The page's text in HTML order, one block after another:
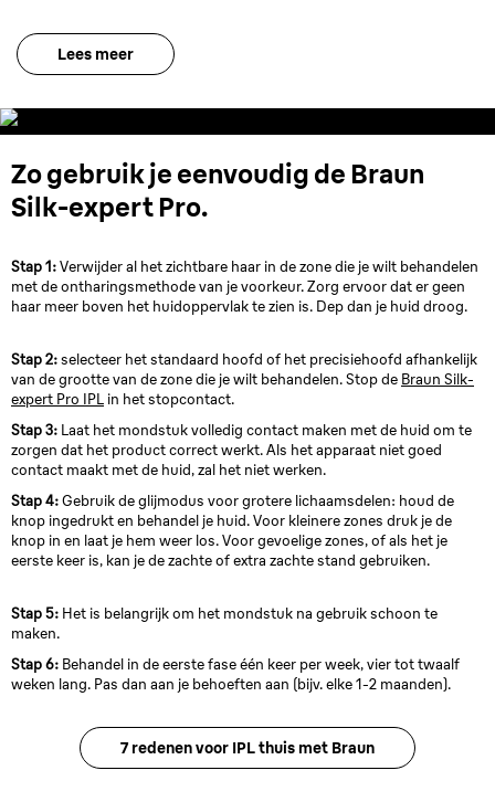
Lees meer
Zo gebruik je eenvoudig de Braun
Silk-expert Pro.
Stap 1:Verwijder al het zichtbare haar in de zone die je wilt behandelen
met de ontharingsmethode van je voorkeur. Zorg ervoor dat er geen
haar meer boven het huidoppervlak te zien is. Dep dan je huid droog.
Stap 2:selecteer het standaard hoofd of het precisiehoofd afhankelijk
van de grootte van de zone die je wilt behandelen. Stop de Braun Silk-
expert Pro IPL in het stopcontact.
Stap 3: Laat het mondstuk volledig contact maken met de huid om te
zorgen dat het product correct werkt. Als het apparaat niet goed
contact maakt met de huid, zal het niet werken.
Stap 4:Gebruik de glijmodus voor grotere lichaamsdelen: houd de
knop ingedrukt en behandel je huid. Voor kleinere zones druk je de
knop in en laat je hem weer los. Voor gevoelige zones, of als het je
eerste keer is, kan je de zachte of extra zachte stand gebruiken.
Stap 5: Het is belangrijk om het mondstuk na gebruik schoon te
maken.
Stap 6: Behandel in de eerste fase één keer per week, vier tot twaalf
weken lang. Pas dan aan je behoeften aan (bijv. elke 1-2 maanden).
7 redenen voor IPL thuis met Braun